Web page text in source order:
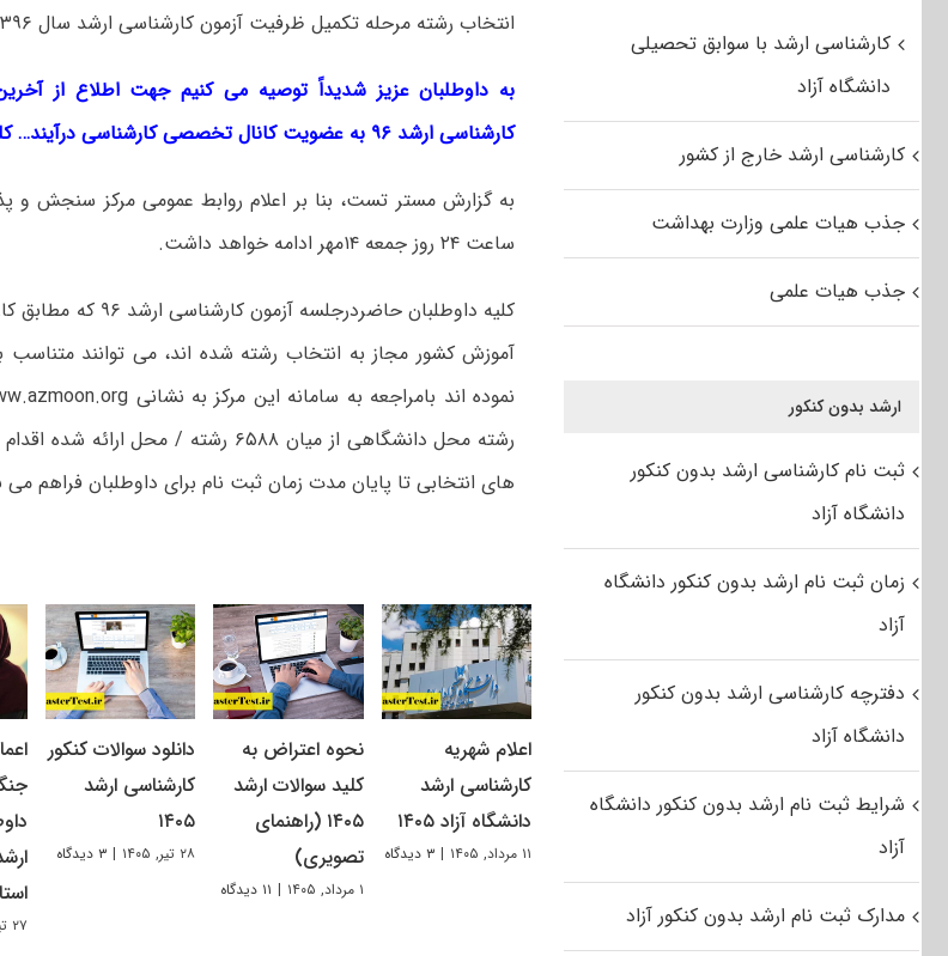
انتخاب رشته مرحله تکمیل ظرفیت آزمون کارشناسی ارشد سال ۱۳۹۶ دانشگاه آزاد اسلامی آغاز شد.
به داوطلبان عزیز شدیداً توصیه می کنیم جهت اطلاع از
کارشناسی ارشد ۹۶ به عضویت کانال تخصصی کارشناسی درآیند… کلیک کنید…
به گزارش مستر تست، بنا بر اعلام روابط عمومی مرکز سنجش و
ساعت ۲۴ روز جمعه ۱۴مهر ادامه خواهد داشت.
کلیه داوطلبان
آموزش کشور مجاز به انتخاب رشته شده اند، می توانند
رشته محل دانشگاهی از میان ۶۵۸۸ رشته /
های انتخابی تا پایان مدت زمان ثبت نام برای داوطلبان فراهم می
اعلام شهریه
کارشناسی ارشد
دانشگاه آزاد ۱۴۰۵
۱۱ مرداد, ۱۴۰۵ | ۳ دیدگاه
نحوه اعتراض به
کلید سوالات ارشد
۱۴۰۵ (راهنمای
تصویری)
۱ مرداد, ۱۴۰۵ | ۱۱ دیدگاه
دانلود سوالات کنکور
کارشناسی ارشد
۱۴۰۵
۲۸ تیر, ۱۴۰۵ | ۳ دیدگاه
۲۷ تیر, ۱۴۰۵
کارشناسی ارشد با سوابق تحصیلی
دانشگاه آزاد
کارشناسی ارشد خارج از کشور
جذب هیات علمی وزارت بهداشت
جذب هیات علمی
ارشد بدون کنکور
ثبت نام کارشناسی ارشد بدون کنکور
دانشگاه آزاد
زمان ثبت نام ارشد بدون کنکور دانشگاه
آزاد
دفترچه کارشناسی ارشد بدون کنکور
دانشگاه آزاد
شرایط ثبت نام ارشد بدون کنکور دانشگاه
آزاد
مدارک ثبت نام ارشد بدون کنکور آزاد